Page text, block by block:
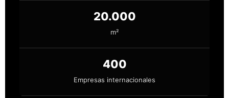
20.000
m²
400
Empresas internacionales